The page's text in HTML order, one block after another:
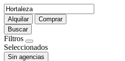
Alquilar
Comprar
Buscar
Filtros
Seleccionados
Sin agencias